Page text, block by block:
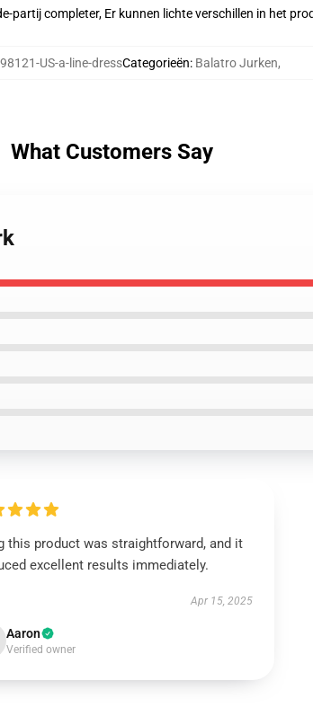
partij completer, Er kunnen lichte verschillen in het
US-a-line-dressCategorieën: Balatro Jurken,
What Customers Say
this product was straightforward, and it
excellent results immediately.
Apr 15, 2025
Aaron
Verified owner